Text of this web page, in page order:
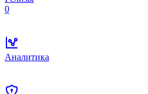
0
Аналитика